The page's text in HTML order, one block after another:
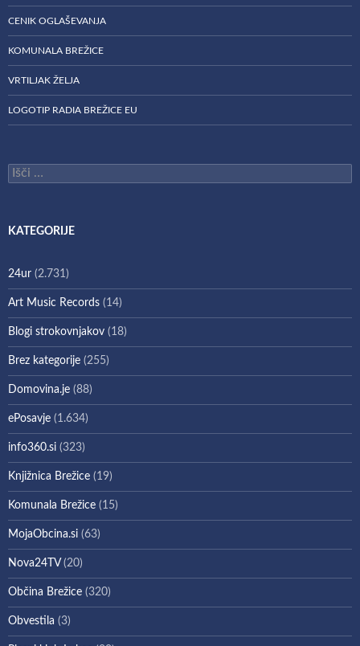
CENIK OGLAŠEVANJA
KOMUNALA BREŽICE
VRTILJAK ŽELJA
LOGOTIP RADIA BREŽICE EU
Išči:
KATEGORIJE
24ur (2.731)
Art Music Records (14)
Blogi strokovnjakov (18)
Brez kategorije (255)
Domovina.je (88)
ePosavje (1.634)
info360.si (323)
Knjižnica Brežice (19)
Komunala Brežice (15)
MojaObcina.si (63)
Nova24TV(20)
Občina Brežice (320)
Obvestila (3)